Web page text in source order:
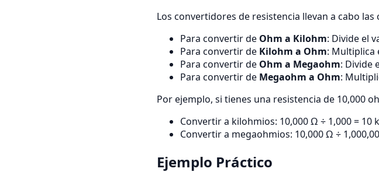
Los convertidores de resistencia llevan a cabo
Para convertir de Ohm a Kilohm: Divide el
Para convertir de Kilohm a Ohm: Multiplica
Para convertir de Ohm a Megaohm: Divide
Para convertir de Megaohm a Ohm:
Por ejemplo, si tienes una resistencia de 10,000
Convertir a kilohmios: 10,000 Ω ÷ 1,000 = 10
Convertir a megaohmios: 10,000 Ω ÷
Ejemplo Práctico